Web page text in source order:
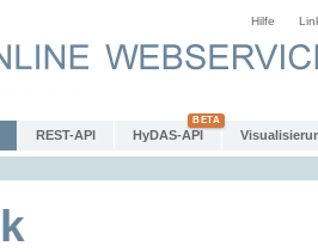
Hilfe
REST-API HyDAS-API